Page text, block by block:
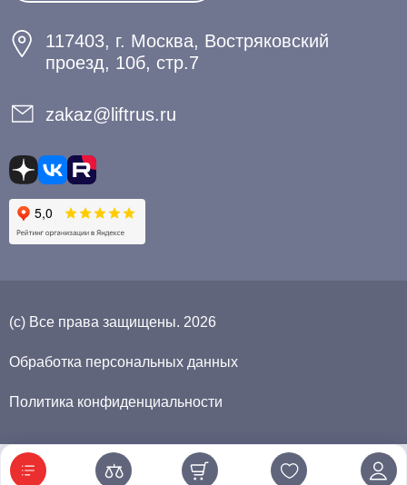
117403, г. Москва, Востряковский
проезд, 10б, стр.7
zakaz@liftrus.ru
(с) Все права защищены. 2026
Обработка персональных данных
Политика конфиденциальности